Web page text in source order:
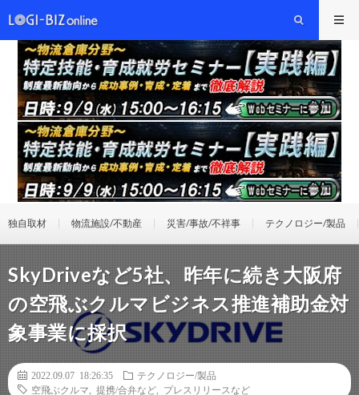
独自取材 物流施設/不動産 災害/事故/不祥事 テクノロジー/製品
SkyDriveなど5社、昨年に続き大阪府
の空飛ぶクルマビジネス推進補助金対
象事業に採択
2022.09.07 18:26:35
テクノロジー/製品
空飛ぶクルマ
提携/合弁など プレスリリースなど